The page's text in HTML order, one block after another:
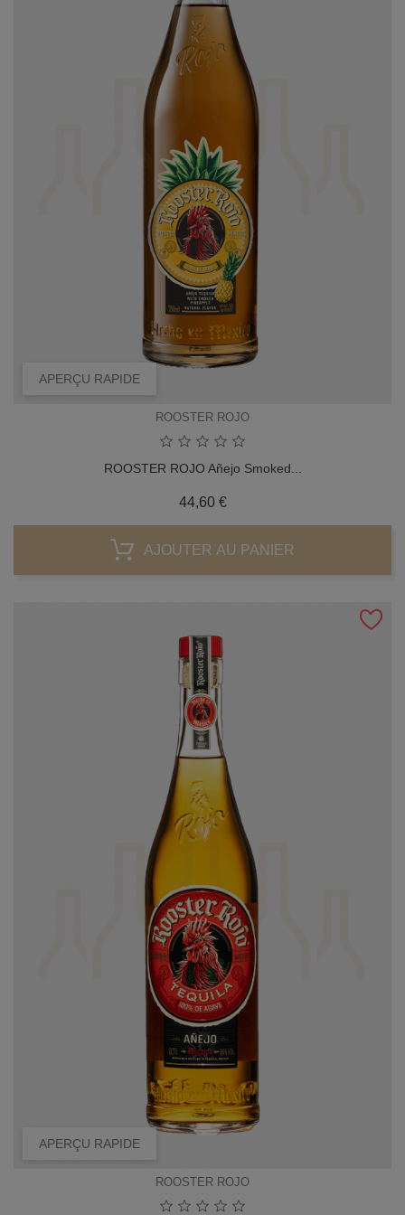
APERÇU RAPIDE
ROOSTER ROJO
ROOSTER ROJO Añejo Smoked...
44,60 €Prix
AJOUTER AU PANIER
APERÇU RAPIDE
ROOSTER ROJO